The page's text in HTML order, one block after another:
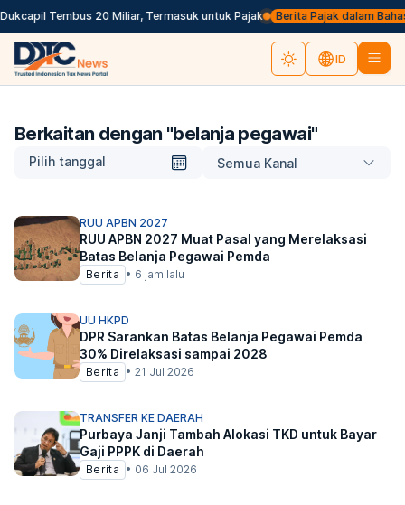
Tembus 20 Miliar, Termasuk untuk Pajak Berita Pajak dalam
ID
Berkaitan dengan "belanja pegawai"
Pilih tanggal Semua Kanal
RUU APBN 2027
RUU APBN 2027 Muat Pasal yang Merelaksasi
Batas Belanja Pegawai Pemda
Berita • 6 jam lalu
UU HKPD
DPR Sarankan Batas Belanja Pegawai Pemda
30% Direlaksasi sampai 2028
Berita • 21 Jul 2026
TRANSFER KE DAERAH
Purbaya Janji Tambah Alokasi TKD untuk Bayar
Gaji PPPK di Daerah
Berita • 06 Jul 2026